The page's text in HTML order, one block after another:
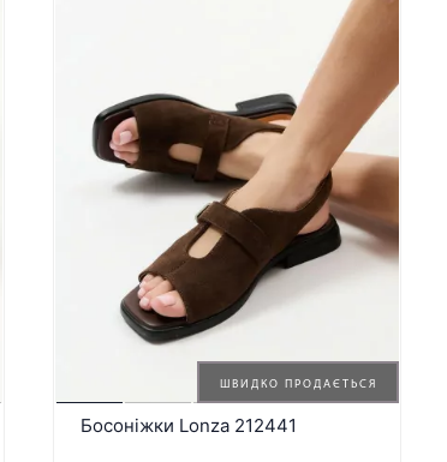
ШВИДКО ПРОДАЄТЬСЯ
Босоніжки Lonza 212441